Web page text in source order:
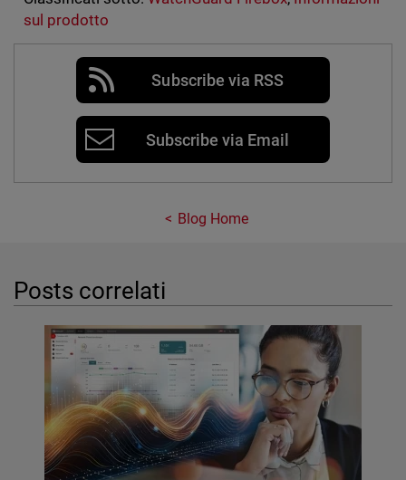
sul prodotto
Subscribe via RSS
Subscribe via Email
Blog Home
Posts correlati